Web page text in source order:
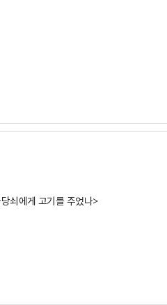
쇠에게 고기를 주었나>